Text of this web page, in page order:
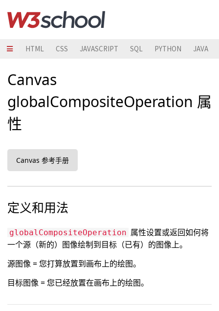
HTML CSS JAVASCRIPT SQL PYTHON JAVA
Canvas
globalCompositeOperation 属
性
Canvas 参考手册
定义和用法
globalCompositeOperation 属性设置或返回如何将
一个源（新的）图像绘制到目标（已有）的图像上。
源图像 = 您打算放置到画布上的绘图。
目标图像 = 您已经放置在画布上的绘图。